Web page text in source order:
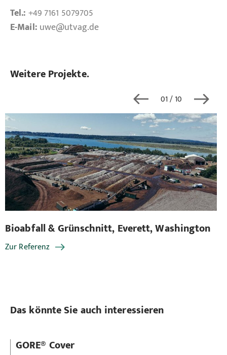
Tel.: +49 7161 5079705
E-Mail: uwe@utvag.de
Weitere Projekte.
01/ 10
Bioabfall & Grünschnitt, Everett, Washington
Zur Referenz
Das könnte Sie auch interessieren
GORE® Cover